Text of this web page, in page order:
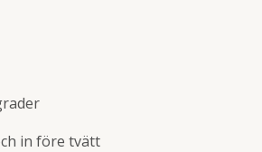
in före tvätt